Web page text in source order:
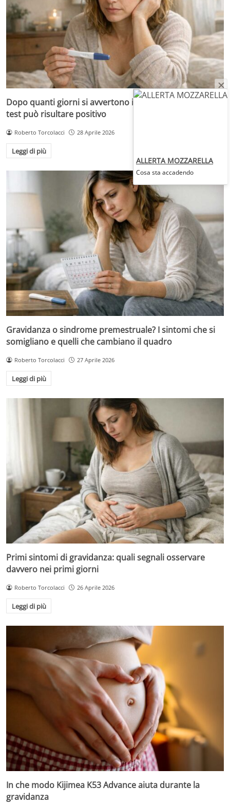
Dopo quanti giorni si avvertono i sintomi e quando il
test può risultare positivo
Roberto Torcolacci 28 Aprile 2026
Leggi di più
Gravidanza o sindrome premestruale? I sintomi che si
somigliano e quelli che cambiano il quadro
Roberto Torcolacci 27 Aprile 2026
Leggi di più
Primi sintomi di gravidanza: quali segnali osservare
davvero nei primi giorni
Roberto Torcolacci 26 Aprile 2026
Leggi di più
In che modo Kijimea K53 Advance aiuta durante la
gravidanza
ALLERTA MOZZARELLA
Cosa sta accadendo